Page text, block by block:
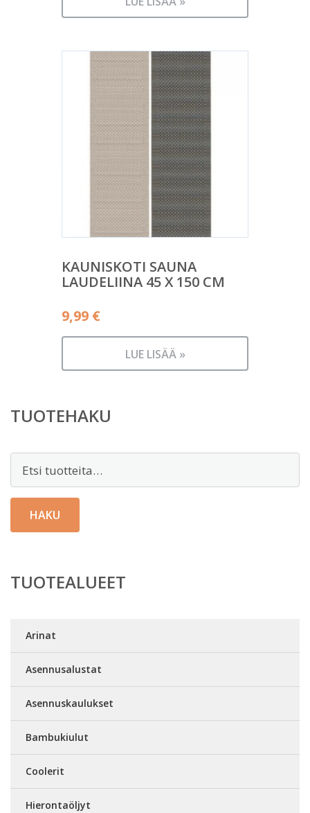
KAUNISKOTI SAUNA
LAUDELIINA 45 X 150 CM
9,99 €
LUE LISÄÄ »
TUOTEHAKU
HAKU
TUOTEALUEET
Arinat
Asennusalustat
Asennuskaulukset
Bambukiulut
Coolerit
Hierontaöljyt